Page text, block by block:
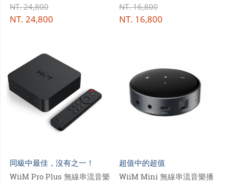
NT.24,800
NT. 24,800
NT.16,800
NT. 16,800
同級中最佳，沒有之一！
WiiM Pro Plus 無線串流音樂
超值中的超值
WiiM Mini 無線串流音樂播